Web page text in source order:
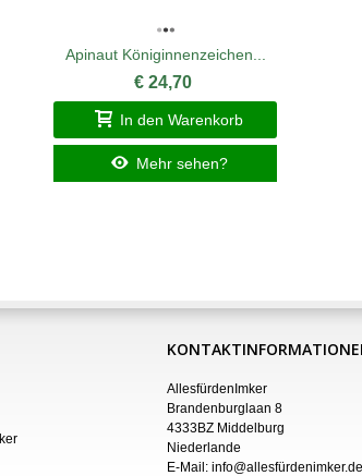
Apinaut Königinnenzeichen...
€ 24,70
In den Warenkorb
Mehr sehen?
AllesfürdenImker
Brandenburglaan 8
4333BZ Middelburg
Niederlande
E-Mail: info@allesfürdenimker.de